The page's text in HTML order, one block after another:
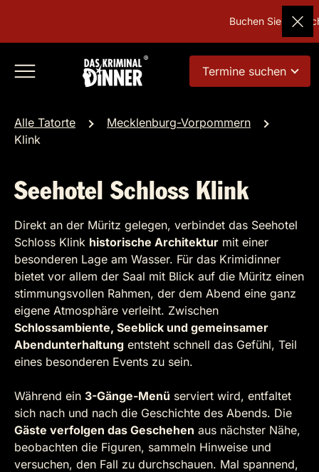
Buchen Sie
Termine suchen
Alle Tatorte
Mecklenburg-Vorpommern
Klink
Seehotel Schloss Klink
Direkt an der Müritz gelegen, verbindet das Seehotel
Schloss Klink historische Architektur mit einer
besonderen Lage am Wasser. Für das Krimidinner
bietet vor allem der Saal mit Blick auf die Müritz einen
stimmungsvollen Rahmen, der dem Abend eine ganz
eigene Atmosphäre verleiht. Zwischen
Schlossambiente, Seeblick und gemeinsamer
Abendunterhaltung entsteht schnell das Gefühl, Teil
eines besonderen Events zu sein.
Während ein 3-Gänge-Menü serviert wird, entfaltet
sich nach und nach die Geschichte des Abends. Die
Gäste verfolgen das Geschehen aus nächster Nähe,
beobachten die Figuren, sammeln Hinweise und
versuchen, den Fall zu durchschauen. Mal spannend,